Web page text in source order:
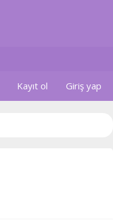
Kayıt ol Giriş yap